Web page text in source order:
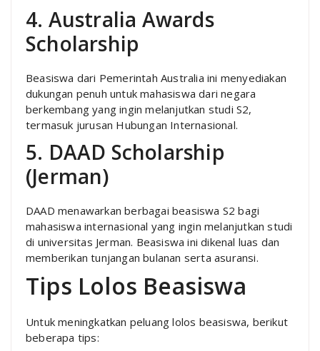
4. Australia Awards
Scholarship
Beasiswa dari Pemerintah Australia ini menyediakan
dukungan penuh untuk mahasiswa dari negara
berkembang yang ingin melanjutkan studi S2,
termasuk jurusan Hubungan Internasional.
5. DAAD Scholarship
(Jerman)
DAAD menawarkan berbagai beasiswa S2 bagi
mahasiswa internasional yang ingin melanjutkan studi
di universitas Jerman. Beasiswa ini dikenal luas dan
memberikan tunjangan bulanan serta asuransi.
Tips Lolos Beasiswa
Untuk meningkatkan peluang lolos beasiswa, berikut
beberapa tips: